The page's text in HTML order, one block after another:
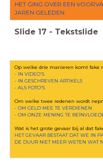
HET GING OVER EEN
JAREN GELEDEN.
Slide 17 - Tekstslide
Op welke drie manieren komt fake
- IN VIDEO'S
- IN GESCHREVEN ARTIKELS
- ALS FOTO'S
Om welke twee redenen wordt
- OM GELD MEE TE VERDIENEN
- OM ONZE MENING TE
Wat is het grote gevaar bij al dat
HET GEVAAR BESTAAT DAT WE IN
DE DUUR NIET MEER WETEN WAT